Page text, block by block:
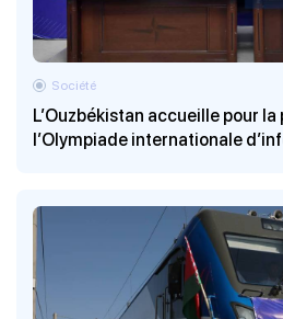
L’Ouzbékistan accueille pour
l’Olympiade internationale
Société